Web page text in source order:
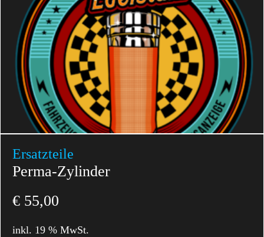
Ersatzteile
Perma-Zylinder
€ 55,00
inkl. 19 % MwSt.